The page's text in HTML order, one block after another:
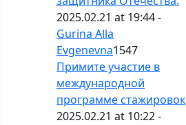
2025.02.21 at 19:44 -
Gurina Alla
Evgenevna1547
Примите участие в
международной
программе стажировок
2025.02.21 at 10:22 -